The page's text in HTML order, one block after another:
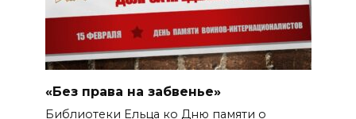
«Без права на забвенье»
Библиотеки Ельца ко Дню памяти о